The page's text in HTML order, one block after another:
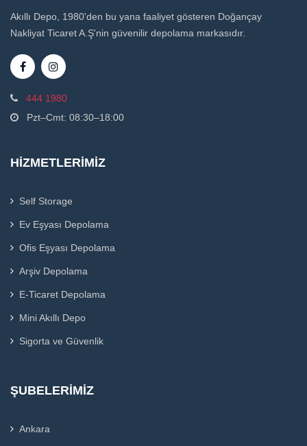
Akıllı Depo, 1980'den bu yana faaliyet gösteren Doğançay
Nakliyat Ticaret A.Ş'nin güvenilir depolama markasıdır.
444 1980
Pzt–Cmt: 08:30–18:00
HIZMETLERIMIZ
Self Storage
Ev Eşyası Depolama
Ofis Eşyası Depolama
Arşiv Depolama
E-Ticaret Depolama
Mini Akıllı Depo
Sigorta ve Güvenlik
ŞUBELERIMIZ
Ankara